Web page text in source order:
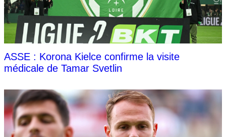
ASSE : Korona Kielce confirme la visite
médicale de Tamar Svetlin